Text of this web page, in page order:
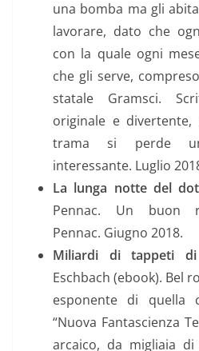
una bomba ma gli
lavorare, dato che
con la quale ogni
che gli serve,
statale Gramsci.
originale e
trama si perde
interessante. Luglio
La lunga notte del
Pennac. Un buon
Pennac. Giugno 2018.
Miliardi di tappeti di
Eschbach (ebook). Bel
esponente di quella
“Nuova Fantascienza
arcaico, da migliaia